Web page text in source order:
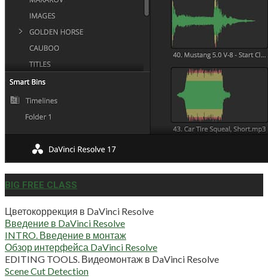
BIG FREE CLASS
Цветокоррекция в DaVinci Resolve
Введение в DaVinci Resolve
INTRO. Введение в монтаж
Обзор интерфейса DaVinci Resolve
EDITING TOOLS. Видеомонтаж в DaVinci Resolve
Scene Cut Detection